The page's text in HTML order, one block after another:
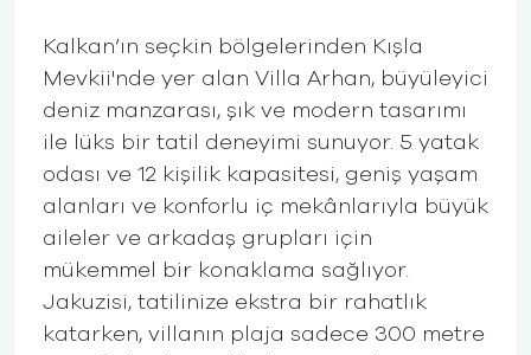
Kalkan’ın seçkin bölgelerinden Kışla
Mevkii'nde yer alan Villa Arhan, büyüleyici
deniz manzarası, şık ve modern tasarımı
ile lüks bir tatil deneyimi sunuyor. 5 yatak
odası ve 12 kişilik kapasitesi, geniş yaşam
alanları ve konforlu iç mekânlarıyla büyük
aileler ve arkadaş grupları için
mükemmel bir konaklama sağlıyor.
Jakuzisi, tatilinize ekstra bir rahatlık
katarken, villanın plaja sadece 300 metre